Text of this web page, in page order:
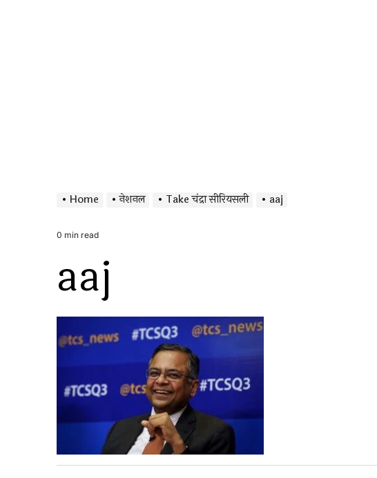
Home नेशनल Take चंद्रा सीरियसली aaj
Estimated
0 min read
aaj